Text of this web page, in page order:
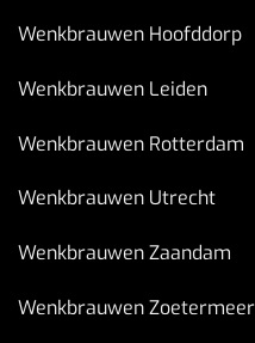
Wenkbrauwen Hoofddorp
Wenkbrauwen Leiden
Wenkbrauwen Rotterdam
Wenkbrauwen Utrecht
Wenkbrauwen Zaandam
Wenkbrauwen Zoetermeer